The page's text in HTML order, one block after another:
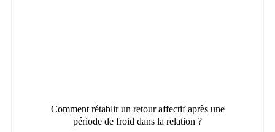
Comment rétablir un retour affectif après une
période de froid dans la relation ?